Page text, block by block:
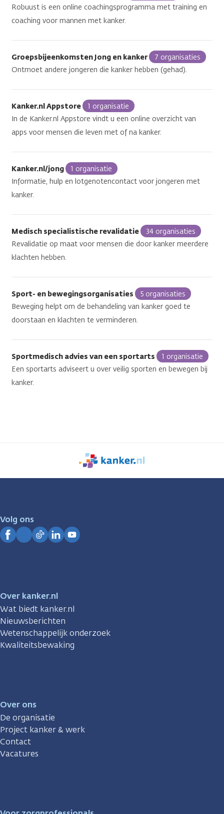
Robuust is een online coachingsprogramma met training en
coaching voor mannen met kanker.
Groepsbijeenkomsten Jong en kanker
7 organisaties
Ontmoet andere jongeren die kanker hebben (gehad).
Kanker.nl Appstore
1 organisatie
In de Kanker.nl Appstore vindt u een online overzicht van
apps voor mensen die leven met of na kanker.
Kanker.nl/jong
1 organisatie
Informatie, hulp en lotgenotencontact voor jongeren met
kanker.
Medisch specialistische revalidatie
34 organisaties
Revalidatie op maat voor mensen die door kanker meerdere
klachten hebben.
Sport- en bewegingsorganisaties
5 organisaties
Beweging helpt om de behandeling van kanker goed te
doorstaan en klachten te verminderen.
Sportmedisch advies van een sportarts
1 organisatie
Een sportarts adviseert u over veilig sporten en bewegen bij
kanker.
We
zijn
Volg ons
Over kanker.nl
Wat biedt kanker.nl
Nieuwsberichten
Wetenschappelijk onderzoek
Kwaliteitsbewaking
Over ons
De organisatie
Project kanker & werk
Contact
Vacatures